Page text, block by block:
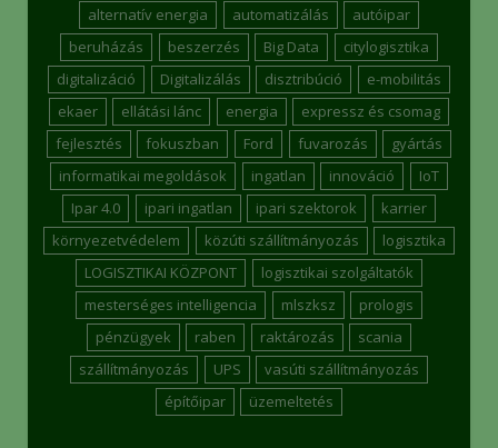
alternatív energia automatizálás
autóipar
beruházás
beszerzés Big Data
citylogisztika
digitalizáció
Digitalizálás disztribúció
e-mobilitás
ekaer
ellátási lánc energia
expressz és csomag
fejlesztés
fokuszban Ford fuvarozás
gyártás
informatikai megoldások
ingatlan innováció
IoT
Ipar 4.0
ipari ingatlan ipari szektorok
karrier
környezetvédelem
közúti szállítmányozás
logisztika
LOGISZTIKAI KÖZPONT
logisztikai szolgáltatók
mesterséges intelligencia
mlszksz
prologis
pénzügyek
raben raktározás
scania
szállítmányozás
UPS
vasúti szállítmányozás
építőipar
üzemeltetés